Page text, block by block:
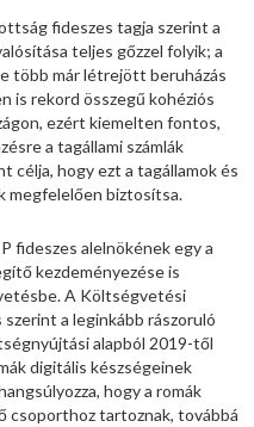
fideszes tagja szerint a
teljes gőzzel folyik; a
több már létrejött beruházás
is rekord összegű kohéziós
ezért kiemelten fontos,
a tagállami számlák
célja, hogy ezt a tagállamok és
megfelelően biztosítsa.
fideszes alelnökének egy a
kezdeményezése is
A Költségvetési
a leginkább rászoruló
alapból 2019-től
digitális készségeinek
hogy a romák
csoporthoz tartoznak, továbbá